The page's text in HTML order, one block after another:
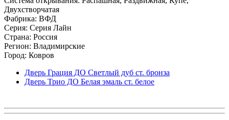
Двухстворчатая
Фабрика: ВФД
Серия: Серия Лайн
Страна: Россия
Регион: Владимирские
Город: Ковров
Дверь Грация ДО Светлый дуб ст. бронза
Дверь Трио ДO Белая эмаль ст. белое